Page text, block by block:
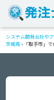
システム開発会社や
茨城県 › 「取手市」